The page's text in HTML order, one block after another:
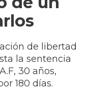
de libertad
la sentencia
30 años,
180 días.